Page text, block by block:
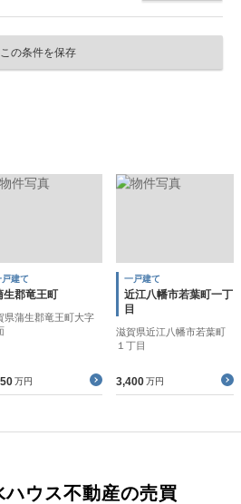
この条件を保存
戸建て
生郡竜王町
県蒲生郡竜王町大字
万円
一戸建て
近江八幡市若葉町一丁
目
滋賀県近江八幡市若葉町
１丁目
3,400 万円
ハウス不動産の売買